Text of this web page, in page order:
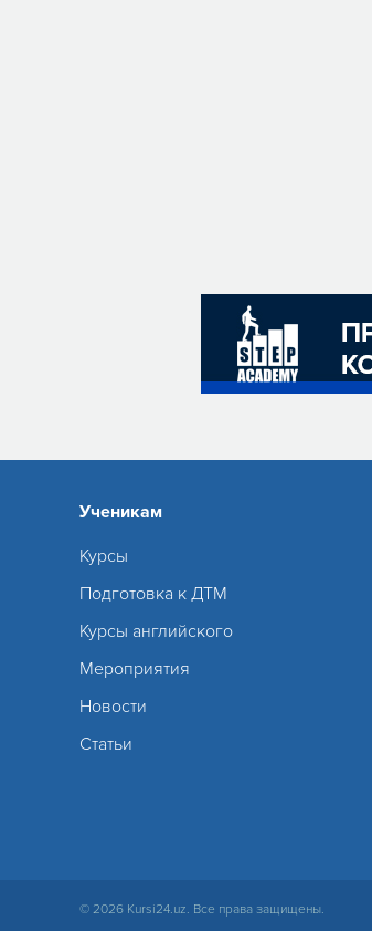
Ученикам
Курсы
Подготовка к ДТМ
Курсы английского
Мероприятия
Новости
Статьи
© 2026 Kursi24.uz. Все права защищены.